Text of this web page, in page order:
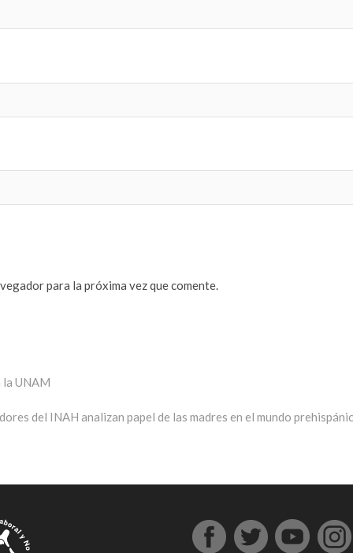
para la próxima vez que comente.
la UNAM
del INAH analizan papel de las madres en el mundo